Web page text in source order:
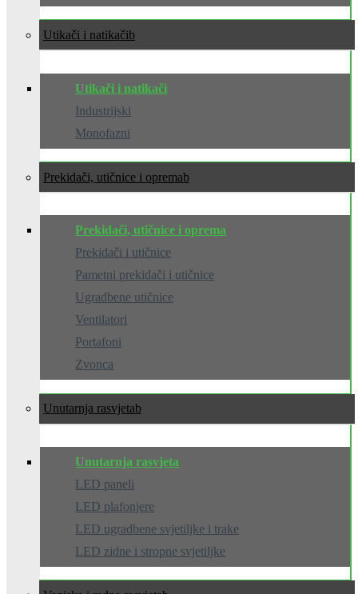
Utikači i natikači
Utikači i natikači
Industrijski
Monofazni
Prekidači, utičnice i oprema
Prekidači, utičnice i oprema
Prekidači i utičnice
Pametni prekidači i utičnice
Ugradbene utičnice
Ventilatori
Portafoni
Zvonca
Unutarnja rasvjeta
Unutarnja rasvjeta
LED paneli
LED plafonjere
LED ugradbene svjetiljke i trake
LED zidne i stropne svjetiljke